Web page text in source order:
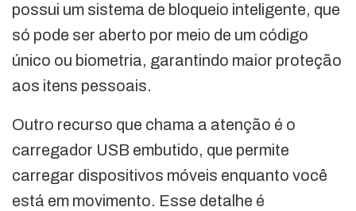
possui um sistema de bloqueio inteligente, que
só pode ser aberto por meio de um código
único ou biometria, garantindo maior proteção
aos itens pessoais.
Outro recurso que chama a atenção é o
carregador USB embutido, que permite
carregar dispositivos móveis enquanto você
está em movimento. Esse detalhe é